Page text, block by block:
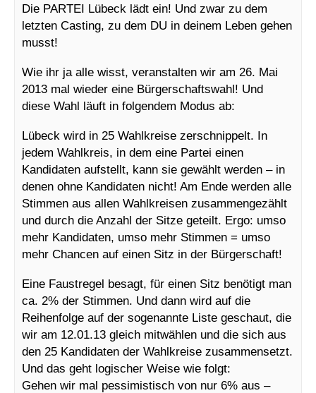
Die PARTEI Lübeck lädt ein! Und zwar zu dem
letzten Casting, zu dem DU in deinem Leben gehen
musst!
Wie ihr ja alle wisst, veranstalten wir am 26. Mai
2013 mal wieder eine Bürgerschaftswahl! Und
diese Wahl läuft in folgendem Modus ab:
Lübeck wird in 25 Wahlkreise zerschnippelt. In
jedem Wahlkreis, in dem eine Partei einen
Kandidaten aufstellt, kann sie gewählt werden – in
denen ohne Kandidaten nicht! Am Ende werden alle
Stimmen aus allen Wahlkreisen zusammengezählt
und durch die Anzahl der Sitze geteilt. Ergo: umso
mehr Kandidaten, umso mehr Stimmen = umso
mehr Chancen auf einen Sitz in der Bürgerschaft!
Eine Faustregel besagt, für einen Sitz benötigt man
ca. 2% der Stimmen. Und dann wird auf die
Reihenfolge auf der sogenannte Liste geschaut, die
wir am 12.01.13 gleich mitwählen und die sich aus
den 25 Kandidaten der Wahlkreise zusammensetzt.
Und das geht logischer Weise wie folgt:
Gehen wir mal pessimistisch von nur 6% aus –